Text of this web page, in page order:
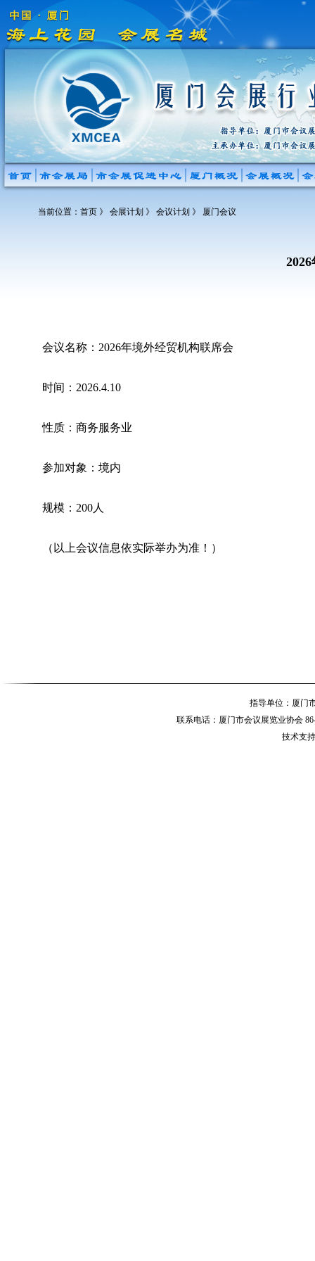
当前位置： 首页 》 会展计划 》 会议计划 》 厦门会议
会议名称：2026年境外经贸机构联席会
时间：2026.4.10
性质：商务服务业
参加对象：境内
规模：200人
（以上会议信息依实际举办为准！）
指导单位：厦
联系电话：厦门市会议展览业协会
技术支